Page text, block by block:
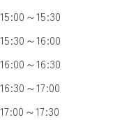
15:00～15:30
15:30～16:00
16:00～16:30
16:30～17:00
17:00～17:30